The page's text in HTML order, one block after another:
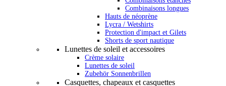
Combinaisons longues
Hauts de néoprène
Lycra / Wetshirts
Protection d'impact et Gilets
Shorts de sport nautique
Lunettes de soleil et accessoires
Crème solaire
Lunettes de soleil
Zubehör Sonnenbrillen
Casquettes, chapeaux et casquettes